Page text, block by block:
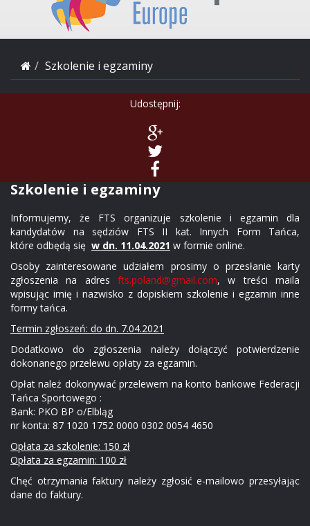
Szkolenie i egzaminy
Udostępnij:
Szkolenie i egzaminy
Informujemy, że FTS organizuje szkolenie i egzamin dla
kandydatów na sędziów FTS II kat. Innych Form Tańca,
które odbędą się w dn. 11.04.2021 w formie online.
Osoby zainteresowane udziałem prosimy o przesłanie karty
zgłoszenia na adres fts.poland@gmail.com, w treści maila
wpisując imię i nazwisko z dopiskiem szkolenie i egzamin inne
formy tańca.
Termin zgłoszeń: do dn. 7.04.2021
Dodatkowo do zgłoszenia należy dołączyć potwierdzenie
dokonanego przelewu opłaty za egzamin.
Opłat należ dokonywać przelewem na konto bankowe Federacji
Tańca Sportowego :
Bank: PKO BP o/Elbląg
nr konta: 87 1020 1752 0000 0302 0054 4650
Opłata za szkolenie: 150 zł
Opłata za egzamin: 100 zł
Chęć otrzymania faktury należy zgłosić e-mailowo przesyłając
dane do faktury.